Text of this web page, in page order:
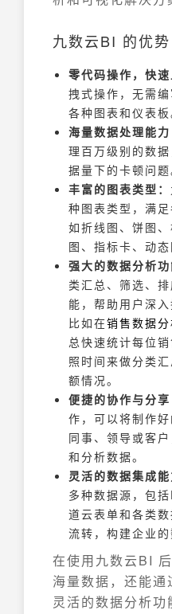
九数云BI 的优势
零代码操作，快速
拽式操作，无需
各种图表和仪表板
海量数据处理能力
理百万级别的数
据量下的卡顿问题
丰富的图表类型：
种图表类型，满
如折线图、饼图
图、指标卡、动态
强大的数据分析功
类汇总、筛选、
能，帮助用户深
比如在销售数据分
总快速统计每位
照时间来做分类
额情况。
便捷的协作与分享
作，可以将制作
同事、领导或客
和分析数据。
灵活的数据集成能
多种数据源，包
道云表单和各类
流转，构建企业的
在使用九数云BI
海量数据，还能
灵活的数据分析